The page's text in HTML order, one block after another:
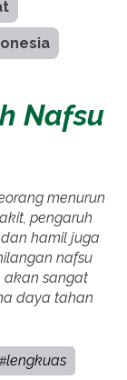
Nafsu
menurun
pengaruh
hamil juga
nafsu
akan sangat
daya tahan
#lengkuas